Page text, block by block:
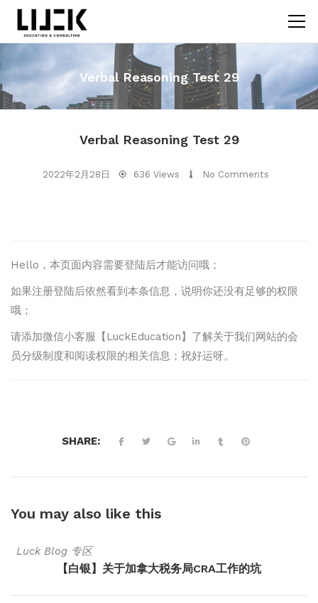
Verbal Reasoning Test 29
Verbal Reasoning Test 29
2022年2月28日 636 Views No Comments
Hello，本页面内容需要登陆后才能访问哦；
如果注册登陆后依然看到本条信息，说明你还没有足够的权限
哦；
请添加微信小客服【LuckEducation】了解关于我们网站的会
员分级制度和阅读权限的相关信息；祝好运呀。
SHARE:
You may also like this
Luck Blog 专区
【白银】关于加拿大税务局CRA工作的坑